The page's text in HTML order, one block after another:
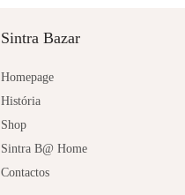
Sintra Bazar
Homepage
História
Shop
Sintra B@ Home
Contactos